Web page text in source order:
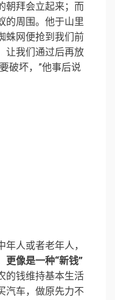
朝拜会立起来；而
的周围。他于山里
蛛网便抢到我们前
让我们通过后再放
破坏，”他事后说
人或者老年人，
更像是一种“新钱”
的钱维持基本生活
汽车，做原先力不